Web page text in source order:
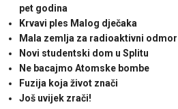
pet godina
Krvavi ples Malog dječaka
Mala zemlja za radioaktivni odmor
Novi studentski dom u Splitu
Ne bacajmo Atomske bombe
Fuzija koja život znači
Još uvijek zrači!